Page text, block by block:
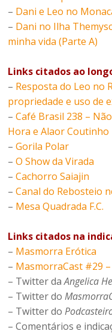
– Dani e Leo no
– Dani no Ilha
minha vida (Parte A)
Links citados ao
– Resposta do Leo no
propriedade e uso de
–Café Brasil 238 –
Hora e Alaor Coutinho
–Gorila Polar
–O Show da Virada
–Cachorro Saiajin
–Canal do Rebosteio
– Mesa Quadrada F.C.
Links citados na
– Masmorra Erótica
– MasmorraCast #29
– Twitter daAngelica
– Twitter do
– Twitter do
– Comentários e